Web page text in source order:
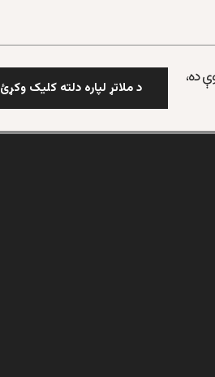
ده،
د ملاتړ لپاره دلته کلیک وکړئ